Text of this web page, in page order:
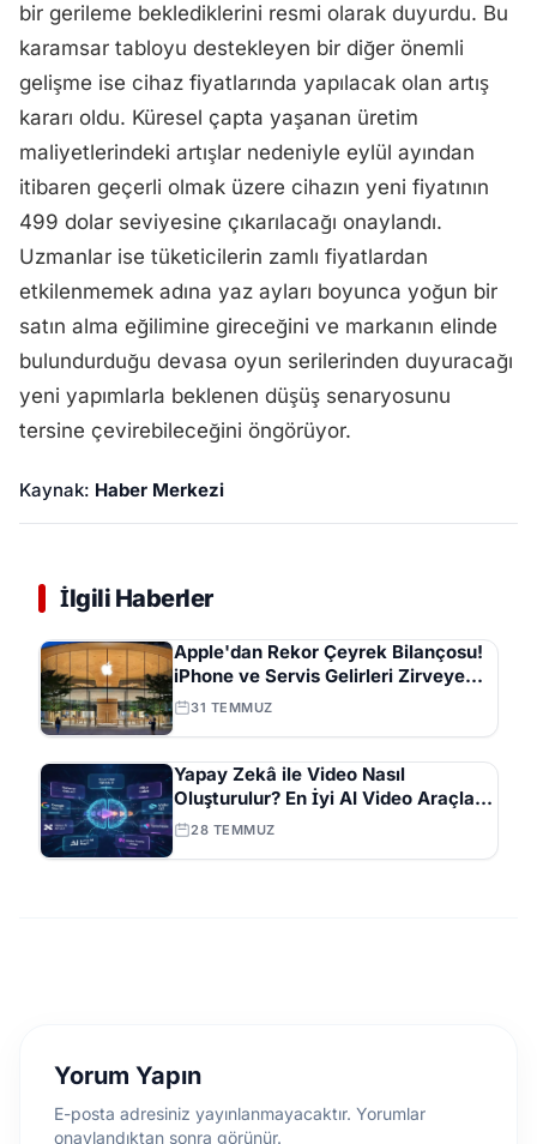
bir gerileme beklediklerini resmi olarak duyurdu. Bu
karamsar tabloyu destekleyen bir diğer önemli
gelişme ise cihaz fiyatlarında yapılacak olan artış
kararı oldu. Küresel çapta yaşanan üretim
maliyetlerindeki artışlar nedeniyle eylül ayından
itibaren geçerli olmak üzere cihazın yeni fiyatının
499 dolar seviyesine çıkarılacağı onaylandı.
Uzmanlar ise tüketicilerin zamlı fiyatlardan
etkilenmemek adına yaz ayları boyunca yoğun bir
satın alma eğilimine gireceğini ve markanın elinde
bulundurduğu devasa oyun serilerinden duyuracağı
yeni yapımlarla beklenen düşüş senaryosunu
tersine çevirebileceğini öngörüyor.
Kaynak: Haber Merkezi
İlgili Haberler
Apple'dan Rekor Çeyrek Bilançosu!
iPhone ve Servis Gelirleri Zirveye
Çıktı
31 TEMMUZ
Yapay Zekâ ile Video Nasıl
Oluşturulur? En İyi AI Video Araçları
ve İpuçları Tam Listesi
28 TEMMUZ
Yorum Yapın
E-posta adresiniz yayınlanmayacaktır. Yorumlar
onaylandıktan sonra görünür.